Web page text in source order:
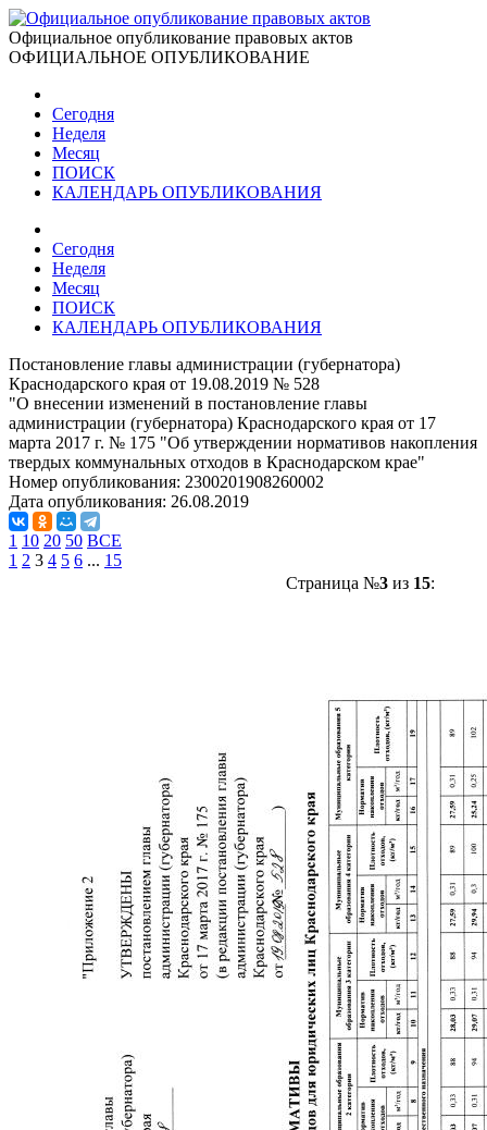
Официальное опубликование правовых актов
ОФИЦИАЛЬНОЕ ОПУБЛИКОВАНИЕ
Сегодня
Неделя
Месяц
ПОИСК
КАЛЕНДАРЬ ОПУБЛИКОВАНИЯ
Сегодня
Неделя
Месяц
ПОИСК
КАЛЕНДАРЬ ОПУБЛИКОВАНИЯ
Постановление главы администрации (губернатора)
Краснодарского края от 19.08.2019 № 528
"О внесении изменений в постановление главы
администрации (губернатора) Краснодарского края от 17
марта 2017 г. № 175 "Об утверждении нормативов накопления
твердых коммунальных отходов в Краснодарском крае"
Номер опубликования: 2300201908260002
Дата опубликования: 26.08.2019
1 10 20 50 ВСЕ
1 2 3 4 5 6 ... 15
Страница №3из 15: